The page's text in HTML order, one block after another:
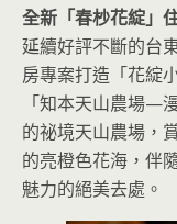
全新「春杪花綻」
延續好評不斷的台
房專案打造「花綻
「知本天山農場—
的祕境天山農場，
的亮橙色花海，伴
魅力的絕美去處。